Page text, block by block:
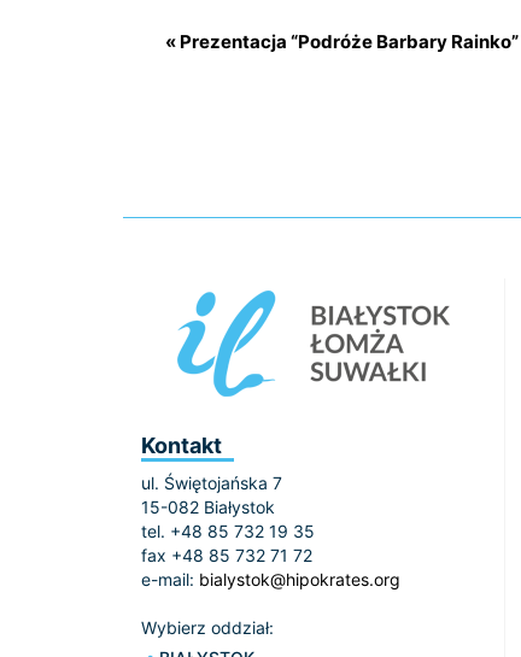
« Prezentacja “Podróże Barbary Rainko”
Kontakt
ul. Świętojańska 7
15-082 Białystok
tel. +48 85 732 19 35
fax +48 85 732 71 72
e-mail: bialystok@hipokrates.org
Wybierz oddział: